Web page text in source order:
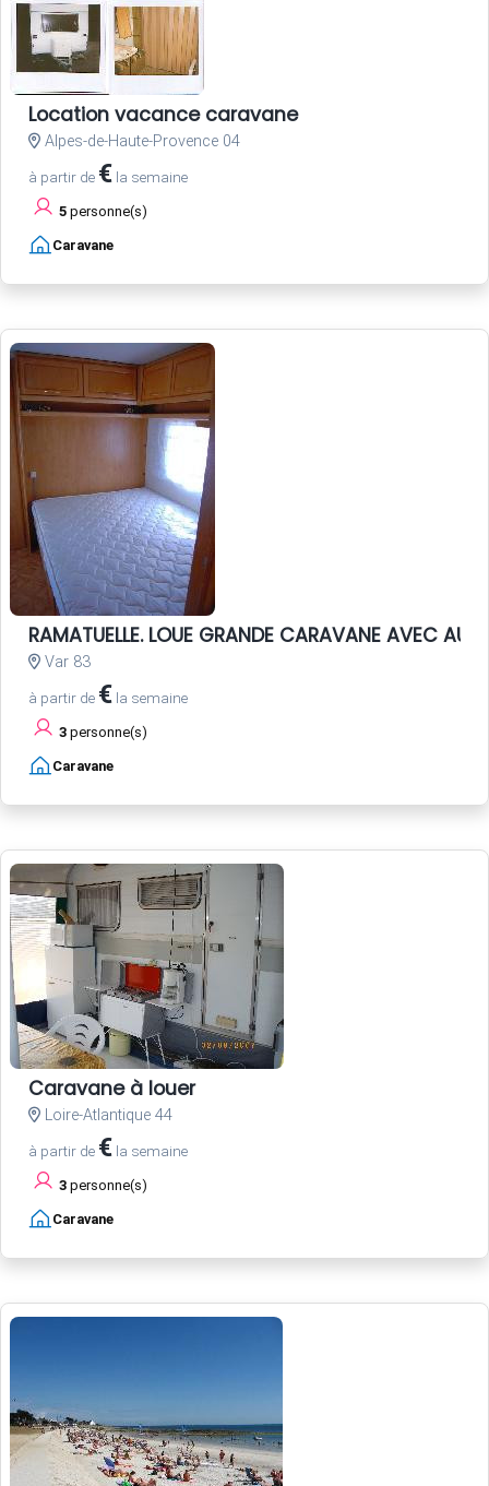
Location vacance caravane
Alpes-de-Haute-Provence 04
à partir de € la semaine
5 personne(s)
Caravane
RAMATUELLE. LOUE GRANDE CARAVANE AVEC
Var 83
à partir de € la semaine
3 personne(s)
Caravane
Caravane à louer
Loire-Atlantique 44
à partir de € la semaine
3 personne(s)
Caravane